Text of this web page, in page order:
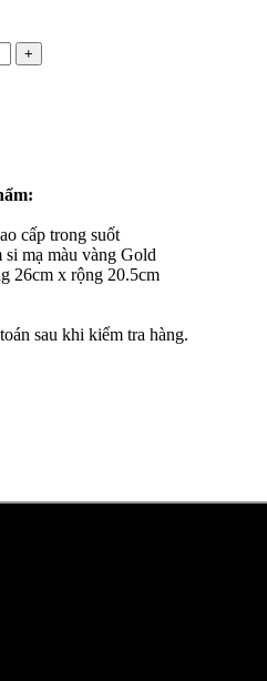
+
cấp trong suốt
mạ màu vàng Gold
26cm x rộng 20.5cm
sau khi kiểm tra hàng.